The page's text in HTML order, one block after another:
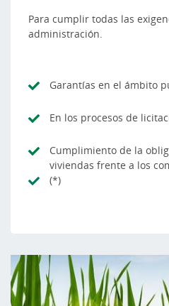
Para cumplir todas las
administración.
Garantías en el ámbito
En los procesos de
Cumplimiento de la
viviendas frente a los
(*)